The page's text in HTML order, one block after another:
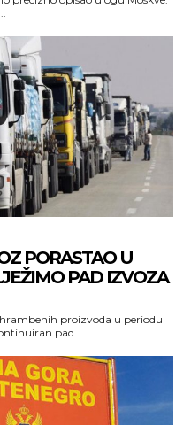
PORASTAO U
PAD IZVOZA
proizvoda u periodu
pad...